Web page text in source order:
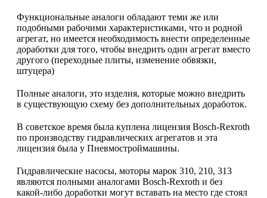
Функциональные аналоги обладают теми же или
подобными рабочими характеристиками, что и родной
агрегат, но имеется необходимость внести определенные
доработки для того, чтобы внедрить один агрегат вместо
другого (переходные плиты, изменение обвязки,
штуцера)
Полные аналоги, это изделия, которые можно внедрить
в существующую схему без дополнительных доработок.
В советское время была куплена лицензия Bosch-Rexroth
по производству гидравлических агрегатов и эта
лицензия была у Пневмостроймашины.
Гидравлические насосы, моторы марок 310, 210, 313
являются полными аналогами Bosch-Rexroth и без
какой-либо доработки могут вставать на место где стоял